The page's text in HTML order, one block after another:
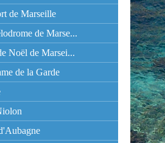
de Marseille
de Marse...
Noël de Marsei...
de la Garde